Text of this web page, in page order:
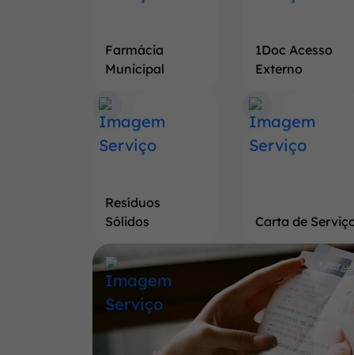
Farmácia
Municipal
1Doc Acesso
Externo
Resíduos
Sólidos
Carta de
Banner
Saiba
mais
respeito